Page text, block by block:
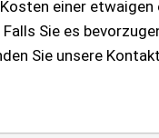
einer
Sie es
Sie unsere